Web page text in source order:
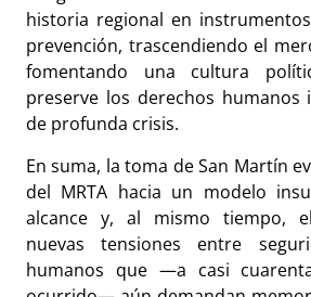
historia regional en
prevención, trascendiendo el
fomentando una cultura
preserve los derechos humanos
de profunda crisis.
En suma, la toma de San Martín
del MRTA hacia un modelo
alcance y, al mismo tiempo,
nuevas tensiones entre
humanos que —a casi